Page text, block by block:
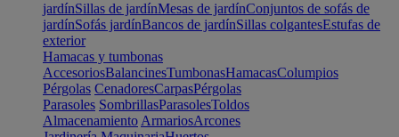
jardínSillas de jardínMesas de jardínConjuntos de sofás de
jardínSofás jardínBancos de jardínSillas colgantesEstufas de
exterior
Hamacas y tumbonas
AccesoriosBalancinesTumbonasHamacasColumpios
Pérgolas CenadoresCarpasPérgolas
Parasoles SombrillasParasolesToldos
Almacenamiento ArmariosArcones